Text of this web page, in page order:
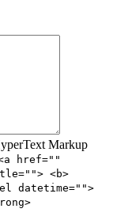
Markup
href=""
<b>
datetime="">